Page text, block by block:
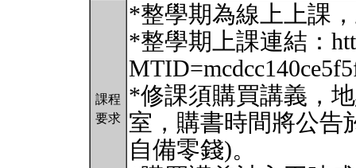
課程
要求
*整學期為線上上課
*整學期上課連結：
*修課須購買講義，
室，購書時間將公告
自備零錢)。